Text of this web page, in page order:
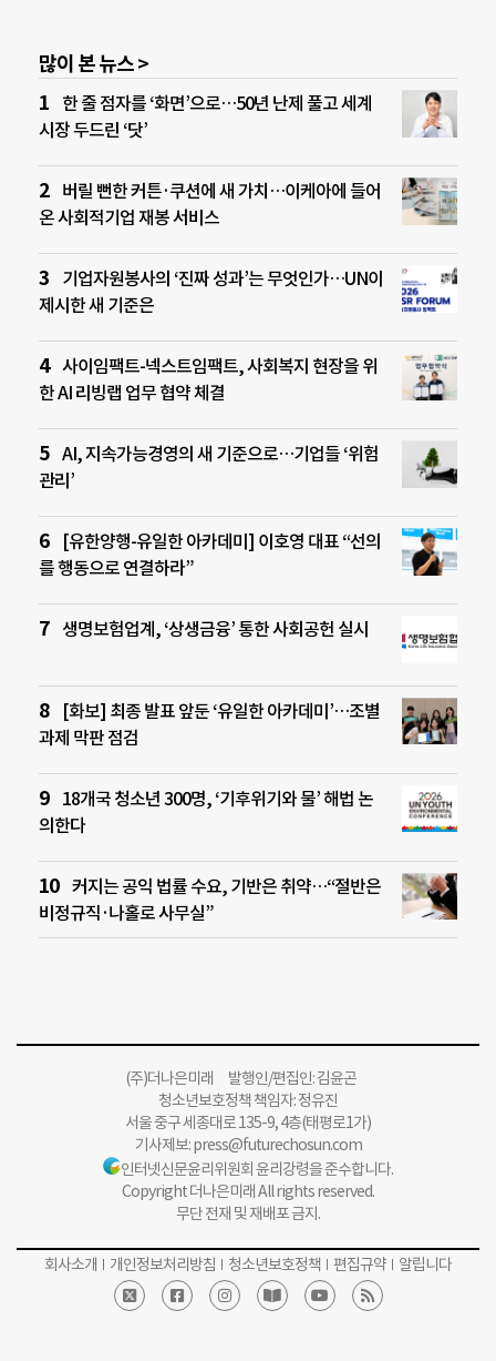
많이 본 뉴스 >
한 줄 점자를 ‘화면’으로…50년 난제 풀고 세계
시장 두드린 ‘닷’
버릴 뻔한 커튼·쿠션에 새 가치…이케아에 들어
온 사회적기업 재봉 서비스
기업자원봉사의 ‘진짜 성과’는 무엇인가…UN이
제시한 새 기준은
사이임팩트-넥스트임팩트, 사회복지 현장을 위
한 AI 리빙랩 업무 협약 체결
AI, 지속가능경영의 새 기준으로…기업들 ‘위험
관리’
[유한양행-유일한 아카데미] 이호영 대표 “선의
를 행동으로 연결하라”
생명보험업계, ‘상생금융’ 통한 사회공헌 실시
[화보] 최종 발표 앞둔 ‘유일한 아카데미’…조별
과제 막판 점검
18개국 청소년 300명, ‘기후위기와 물’ 해법 논
의한다
커지는 공익 법률 수요, 기반은 취약…“절반은
비정규직·나홀로 사무실”
(주)더나은미래 발행인/편집인: 김윤곤
청소년보호정책 책임자: 정유진
서울 중구 세종대로 135-9, 4층(태평로1가)
기사제보:press@futurechosun.com
인터넷신문윤리위원회 윤리강령을 준수합니다.
Copyright 더나은미래 All rights reserved.
무단 전재 및 재배포 금지.
회사소개 개인정보처리방침 청소년보호정책 편집규약 알립니다